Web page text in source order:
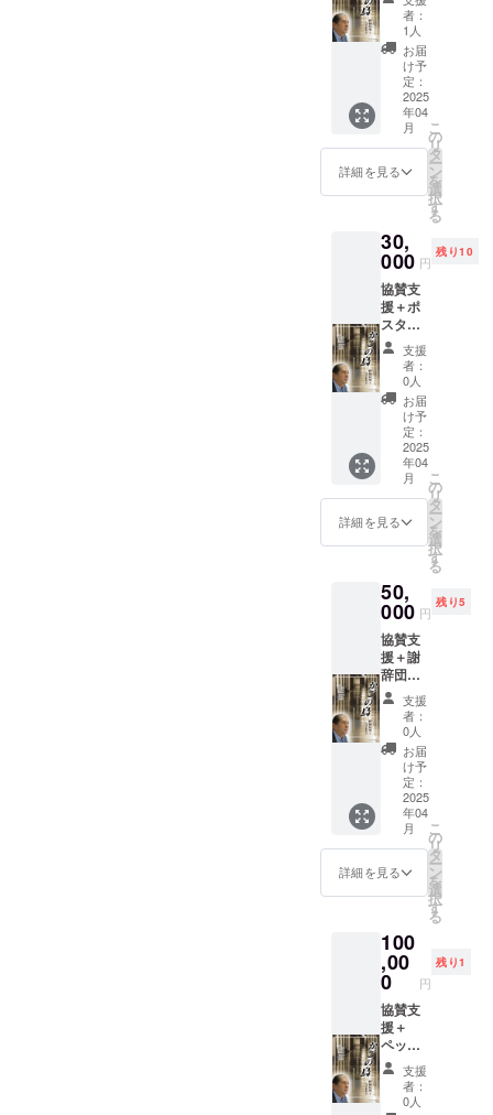
で演奏
してい
ます。
詩集朗
読会も
定期的
に開催
してお
す。 詳
細は
ダイ」
で検索
してみ
てくだ
さい。
当日イ
ベント
でも何
かある
かも！
https://
youtu.b
e/knpm
XZt28S
送先住
所を記
い。
たしま
す。
※直接イ
ベント
に来ら
れる方
は時男
さんの
サイン
を書い
だきま
す。
18:30か
らの座
談会の
参加権
を提供
致しま
す。
のボー
ドで協
賛団体
一覧を
掲載し
ます。
・当日
参加者
へチラ
シや
リーフ
レット
する権
利。 ・
40年の
長期入
院当事
者伊藤
時男さ
ん執筆
の「か
ごの
鳥：奪
われた
40年の
人生を
懸けた
精神医
療国家
冊お送
りいた
しま
す。
※その内
１冊は
時男さ
んのサ
イン本
をお渡
しいた
しま
す。
18:30か
らの座
談会1名
分の参
す。 ・
備考欄
に記載
いただ
きたい
内容
・本
の発送
が必要
であれ
者：
1人
お届
け予
定：
2025
年04
月
詳細を見る
こ
の
リ
タ
ー
ン
を
選
択
す
る
30,
000 円
残り10
協賛支
援＋ポ
スター
チラシ
掲載プ
ラン ・
頒布す
るチラ
シやポ
スター
に協賛
団体と
して団
体名を
掲載し
ます
月)まで
のご連
絡必
須） ・
当日会
場の
ボード
で協賛
団体一
覧を掲
載しま
す。 ・
40年の
長期入
院当事
者伊藤
時男さ
鳥：奪
われた
40年の
人生を
懸けた
精神医
療国家
賠償請
求訴
訟」を2
支援
者：
0人
お届
け予
定：
2025
年04
月
詳細を見る
こ
の
リ
タ
ー
ン
を
選
択
す
る
50,
000 円
残り5
協賛支
援＋謝
辞団体
紹介プ
ラン ・
開会式
で協賛
団体へ
の謝辞
と団体
の１分
程度の
団体紹
介をさ
せてい
ただき
（3/17(
月)まで
のご連
絡必
須） ・
頒布す
るチラ
シやポ
スター
に協賛
支援
者：
0人
お届
け予
定：
2025
年04
月
詳細を見る
こ
の
リ
タ
ー
ン
を
選
択
す
る
100
,00
0 円
残り1
協賛支
援＋
ペット
ボトル
ラベル
掲載プ
支援
者：
0人